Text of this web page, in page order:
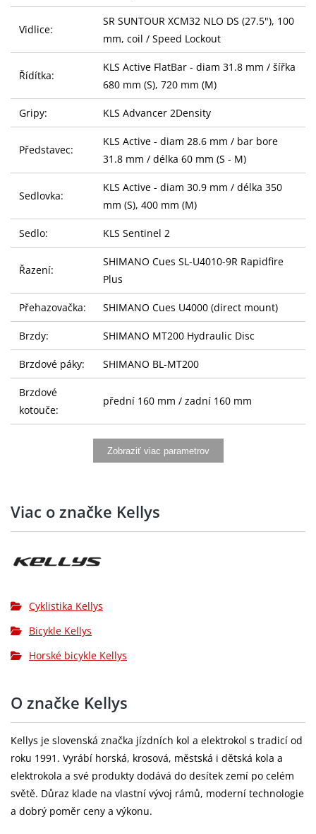
Vidlice:
SR SUNTOUR XCM32 NLO DS (27.5"), 100
mm, coil / Speed Lockout
Řídítka:
KLS Active FlatBar - diam 31.8 mm / šířka
680 mm (S), 720 mm (M)
Gripy: KLS Advancer 2Density
Představec:
KLS Active - diam 28.6 mm / bar bore
31.8 mm / délka 60 mm (S - M)
Sedlovka:
KLS Active - diam 30.9 mm / délka 350
mm (S), 400 mm (M)
Sedlo: KLS Sentinel 2
Řazení:
SHIMANO Cues SL-U4010-9R Rapidfire
Plus
Přehazovačka: SHIMANO Cues U4000 (direct mount)
Brzdy: SHIMANO MT200 Hydraulic Disc
Brzdové páky: SHIMANO BL-MT200
Brzdové
kotouče:
přední 160 mm / zadní 160 mm
SHIMANO Linkglide CS-LG300-9 (11-46T)
SHIMANO Linkglide CN-LG500
Kliky:
mm (S), 175 mm (M)
složení:
složení:
Pedály:
Ráfky: KLS Draft 23 Disc 584x23 (32 děr)
Přední náboj:
děr)
Pláště:
WTB Ranger Comp 55-584 (27.5"x2.25)
nebo KENDA Booster 56-584 (27.5"x2.20)
výplet kola: steel
Barva: Thunderstorm blue
Zobraziť viac parametrov
Viac o značke Kellys
Cyklistika Kellys
Bicykle Kellys
Horské bicykle Kellys
O značke Kellys
Kellys je slovenská značka jízdních kol a elektrokol s tradicí od
roku 1991. Vyrábí horská, krosová, městská i dětská kola a
elektrokola a své produkty dodává do desítek zemí po celém
světě. Důraz klade na vlastní vývoj rámů, moderní technologie
a dobrý poměr ceny a výkonu.